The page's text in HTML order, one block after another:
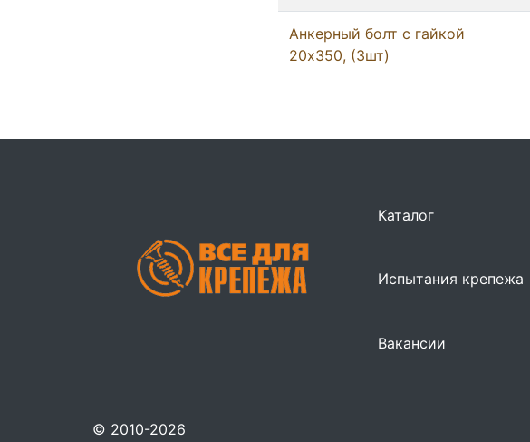
Анкерный болт с гайкой
20x350, (3шт)
Каталог
Испытания крепежа
Вакансии
© 2010-2026